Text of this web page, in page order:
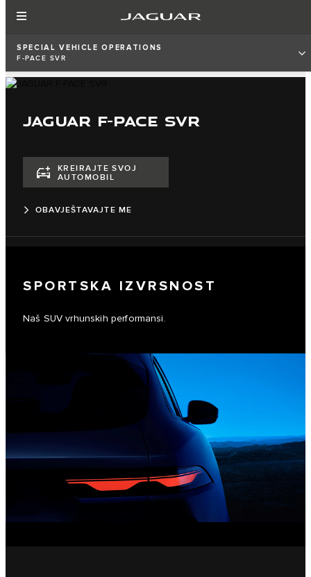
SPECIAL VEHICLE OPERATIONS
F-PACE SVR
JAGUAR F-PACE SVR
KREIRAJTE SVOJ
AUTOMOBIL
OBAVJEŠTAVAJTE ME
SPORTSKA IZVRSNOST
Naš SUV vrhunskih performansi.